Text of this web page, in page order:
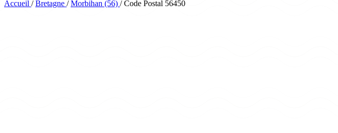
Accueil / Bretagne / Morbihan (56) / Code Postal 56450